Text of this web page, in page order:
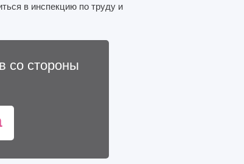
в инспекцию по труду и
со стороны